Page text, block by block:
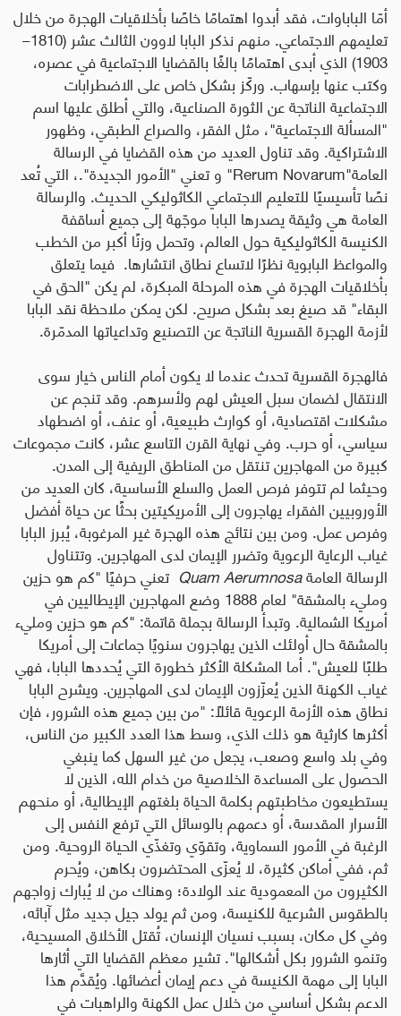
أمّا الباباوات، فقد أبدوا اهتمامًا خاصًا بأخلاقيات الهجرة من خلال
تعليمهم الاجتماعي. منهم نذكر البابا لاوون الثالث عشر (1810–
1903) الذي أبدى اهتمامًا بالغًا بالقضايا الاجتماعية في عصره،
وكتب عنها بإسهاب. وركّز بشكل خاص على الاضطرابات
الاجتماعية الناتجة عن الثورة الصناعية، والتي أطلق عليها اسم
"المسألة الاجتماعية"، مثل الفقر، والصراع الطبقي، وظهور
الاشتراكية. وقد تناول العديد من هذه القضايا في الرسالة
العامة"Rerum Novarum" وتعني "الأمور الجديدة".، التي تُعد
نصًا تأسيسيًا للتعليم الاجتماعي الكاثوليكي الحديث. والرسالة
العامة هي وثيقة يصدرها البابا موجّهة إلى جميع أساقفة
الكنيسة الكاثوليكية حول العالم، وتحمل وزنًا أكبر من الخطب
والمواعظ البابوية نظرًا لاتساع نطاق انتشارها. فيما يتعلق
بأخلاقيات الهجرة في هذه المرحلة المبكرة، لم يكن"الحق في
البقاء"قد صيغ بعد بشكل صريح. لكن يمكن ملاحظة نقد البابا
لأزمة الهجرة القسرية الناتجة عن التصنيع وتداعياتها المدمّرة.
فالهجرة القسرية تحدث عندما لا يكون أمام الناس خيار سوى
الانتقال لضمان سبل العيش لهم ولأسرهم. وقد تنجم عن
مشكلات اقتصادية، أو كوارث طبيعية، أو عنف، أو اضطهاد
سياسي، أو حرب. وفي نهاية القرن التاسع عشر، كانت مجموعات
كبيرة من المهاجرين تنتقل من المناطق الريفية إلى المدن.
وحيثما لم تتوفر فرص العمل والسلع الأساسية، كان العديد من
الأوروبيين الفقراء يهاجرون إلى الأمريكيتين بحثًا عن حياة أفضل
وفرص عمل. ومن بين نتائج هذه الهجرة غير المرغوبة، يُبرز البابا
غياب الرعاية الرعوية وتضرر الإيمان لدى المهاجرين. وتتناول
الرسالة العامةQuam Aerumnosa تعني حرفيًا "كم هو حزين
ومليء بالمشقة" لعام 1888 وضع المهاجرين الإيطاليين في
أمريكا الشمالية. وتبدأ الرسالة بجملة قاتمة: "كم هو حزين ومليء
بالمشقة حال أولئك الذين يهاجرون سنويًا جماعات إلى أمريكا
طلبًا للعيش". أما المشكلة الأكثر خطورة التي يُحددها البابا، فهي
غياب الكهنة الذين يُعزّزون الإيمان لدى المهاجرين. ويشرح البابا
نطاق هذه الأزمة الرعوية قائلًا: "من بين جميع هذه الشرور، فإن
أكثرها كارثية هو ذلك الذي، وسط هذا العدد الكبير من الناس،
وفي بلد واسع وصعب، يجعل من غير السهل كما ينبغي
الحصول على المساعدة الخلاصية من خدام الله، الذين لا
يستطيعون مخاطبتهم بكلمة الحياة بلغتهم الإيطالية، أو منحهم
الأسرار المقدسة، أو دعمهم بالوسائل التي ترفع النفس إلى
الرغبة في الأمور السماوية، وتقوّي وتغذّي الحياة الروحية. ومن
ثم، ففي أماكن كثيرة، لا يُعزّى المحتضرون بكاهن، ويُحرم
الكثيرون من المعمودية عند الولادة؛ وهناك من لا يُبارك زواجهم
بالطقوس الشرعية للكنيسة، ومن ثم يولد جيل جديد مثل آبائه،
وفي كل مكان، بسبب نسيان الإنسان، تُقتل الأخلاق المسيحية،
وتنمو الشرور بكل أشكالها". تشير معظم القضايا التي أثارها
البابا إلى مهمة الكنيسة في دعم إيمان أعضائها. ويُقدَّم هذا
الدعم بشكل أساسي من خلال عمل الكهنة والراهبات في